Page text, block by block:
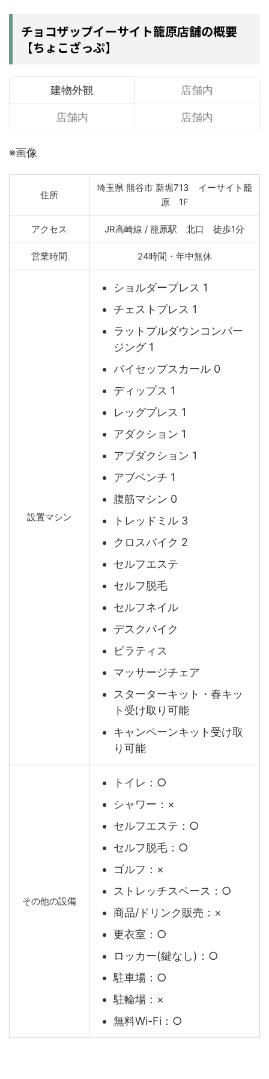
チョコザップイーサイト籠原店舗の概要
【ちょこざっぷ】
建物外観 店舗内
店舗内 店舗内
※画像
住所
埼玉県 熊谷市 新堀713 イーサイト籠
原 1F
アクセス JR高崎線 / 籠原駅 北口 徒歩1分
営業時間 24時間・年中無休
設置マシン
ショルダープレス 1
チェストプレス 1
ラットプルダウンコンバー
ジング 1
バイセップスカール 0
ディップス 1
レッグプレス 1
アダクション 1
アブダクション 1
アブベンチ 1
腹筋マシン 0
トレッドミル 3
クロスバイク 2
セルフエステ
セルフ脱毛
セルフネイル
デスクバイク
ピラティス
マッサージチェア
スターターキット・春キッ
ト受け取り可能
キャンペーンキット受け取
り可能
その他の設備
トイレ：○
シャワー：×
セルフエステ：○
セルフ脱毛：○
ゴルフ：×
ストレッチスペース：○
商品/ドリンク販売：×
更衣室：○
ロッカー(鍵なし)：○
駐車場：○
駐輪場：×
無料Wi-Fi：○